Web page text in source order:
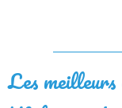
Les